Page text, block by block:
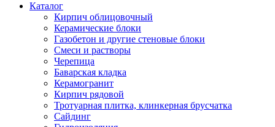
Каталог
Кирпич облицовочный
Керамические блоки
Газобетон и другие стеновые блоки
Смеси и растворы
Черепица
Баварская кладка
Керамогранит
Кирпич рядовой
Тротуарная плитка, клинкерная брусчатка
Сайдинг